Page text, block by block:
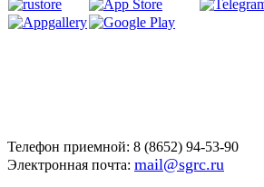
Телефон приемной: 8 (8652) 94-53-90
Электронная почта: mail@sgrc.ru